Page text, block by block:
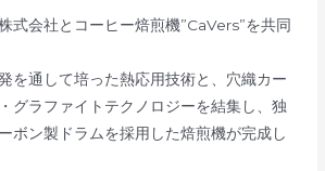
式会社とコーヒー焙煎機”CaVers”を共同
を通して培った熱応用技術と、穴織カー
グラファイトテクノロジーを結集し、独
ボン製ドラムを採用した焙煎機が完成し